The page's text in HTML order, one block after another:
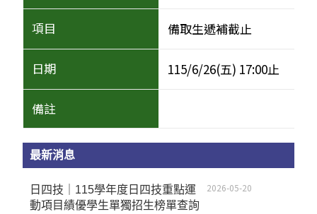
備取生遞補截止
115/6/26(五) 17:00止
最新消息
日四技｜115學年度日四技重點運
動項目績優學生單獨招生榜單查詢
2026-05-20